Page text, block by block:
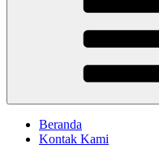
Beranda
Kontak Kami